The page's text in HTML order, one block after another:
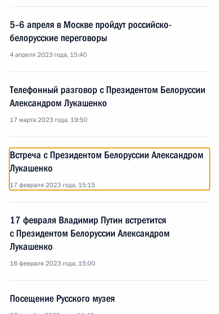
5–6 апреля в Москве пройдут российско-
белорусские переговоры
4 апреля 2023 года, 15:40
Телефонный разговор с Президентом Белоруссии
Александром Лукашенко
17 марта 2023 года, 19:50
Встреча с Президентом Белоруссии Александром
Лукашенко
17 февраля 2023 года, 15:15
17 февраля Владимир Путин встретится
с Президентом Белоруссии Александром
Лукашенко
16 февраля 2023 года, 15:00
Посещение Русского музея